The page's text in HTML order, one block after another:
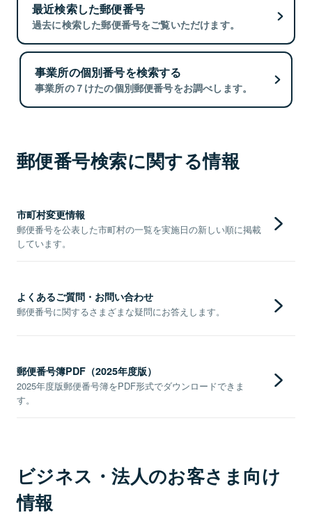
最近検索した郵便番号
過去に検索した郵便番号をご覧いただけます。
事業所の個別番号を検索する
事業所の７けたの個別郵便番号をお調べします。
郵便番号検索に関する情報
市町村変更情報
郵便番号を公表した市町村の一覧を実施日の新しい順に掲載
しています。
よくあるご質問・お問い合わせ
郵便番号に関するさまざまな疑問にお答えします。
郵便番号簿PDF（2025年度版）
2025年度版郵便番号簿をPDF形式でダウンロードできま
す。
ビジネス・法人のお客さま向け
情報